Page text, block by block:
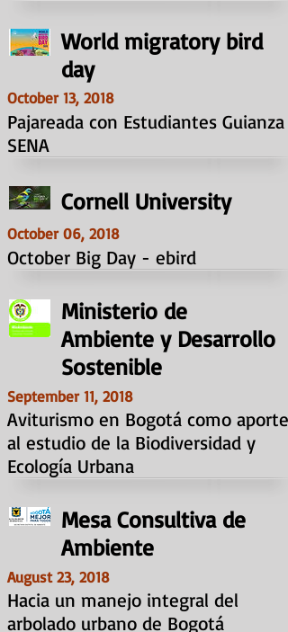
World migratory bird
day
October 13, 2018
Pajareada con Estudiantes Guianza
SENA
Cornell University
October 06, 2018
October Big Day - ebird
Ministerio de
Ambiente y Desarrollo
Sostenible
September 11, 2018
Aviturismo en Bogotá como aporte
al estudio de la Biodiversidad y
Ecología Urbana
Mesa Consultiva de
Ambiente
August 23, 2018
Hacia un manejo integral del
arbolado urbano de Bogotá